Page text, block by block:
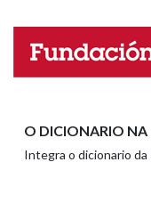
Pertence a
Nome
O DICIONARIO
Integra o dicionario da